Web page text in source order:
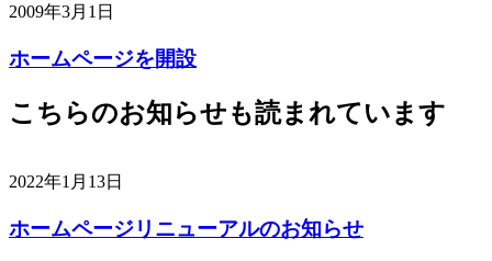
2009年3月1日
ホームページを開設
こちらのお知らせも読まれています
2022年1月13日
ホームページリニューアルのお知らせ